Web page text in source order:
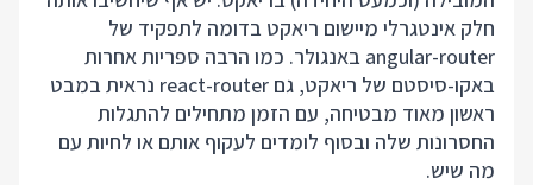
חלק אינטגרלי מיישום ריאקט בדומה לתפקיד של
angular-router באנגולר. כמו הרבה ספריות אחרות
באקו-סיסטם של ריאקט, גם react-router נראית במבט
ראשון מאוד מבטיחה, עם הזמן מתחילים להתגלות
החסרונות שלה ובסוף לומדים לעקוף אותם או לחיות עם
מה שיש.